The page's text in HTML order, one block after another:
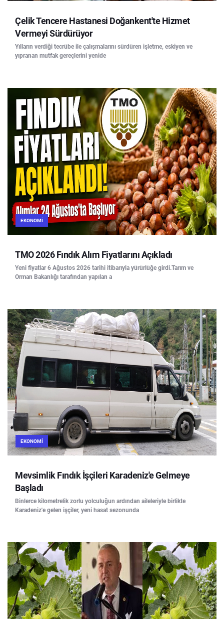
Çelik Tencere Hastanesi Doğankent'te Hizmet
Vermeyi Sürdürüyor
Yılların verdiği tecrübe ile çalışmalarını sürdüren işletme, eskiyen ve
yıpranan mutfak gereçlerini yenide
EKONOMI
TMO 2026 Fındık Alım Fiyatlarını Açıkladı
Yeni fiyatlar 6 Ağustos 2026 tarihi itibarıyla yürürlüğe girdi.Tarım ve
Orman Bakanlığı tarafından yapılan a
EKONOMI
Mevsimlik Fındık İşçileri Karadeniz'e Gelmeye
Başladı
Binlerce kilometrelik zorlu yolculuğun ardından aileleriyle birlikte
Karadeniz'e gelen işçiler, yeni hasat sezonunda